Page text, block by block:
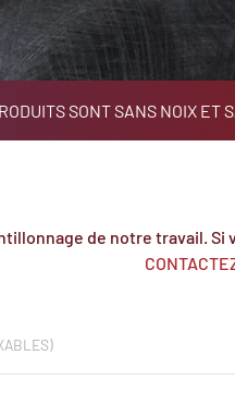
SONT SANS NOIX ET
de notre travail.